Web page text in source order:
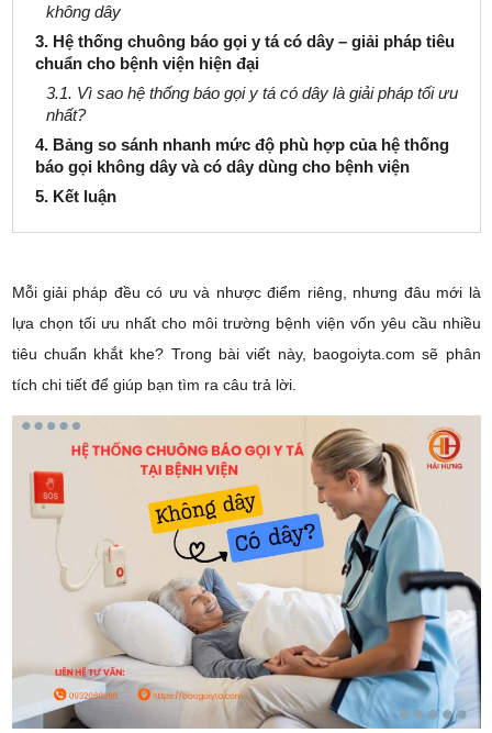
không dây
3. Hệ thống chuông báo gọi y tá có dây – giải pháp tiêu
chuẩn cho bệnh viện hiện đại
3.1. Vì sao hệ thống báo gọi y tá có dây là giải pháp tối ưu
nhất?
4. Bảng so sánh nhanh mức độ phù hợp của hệ thống
báo gọi không dây và có dây dùng cho bệnh viện
5. Kết luận
Mỗi giải pháp đều có ưu và nhược điểm riêng, nhưng đâu mới là
lựa chọn tối ưu nhất cho môi trường bệnh viện vốn yêu cầu nhiều
tiêu chuẩn khắt khe? Trong bài viết này, baogoiyta.com sẽ phân
tích chi tiết để giúp bạn tìm ra câu trả lời.